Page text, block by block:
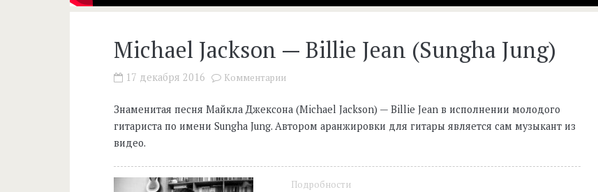
Michael Jackson — Billie Jean (Sungha Jung)
17 декабря 2016 Комментарии
Знаменитая песня Майкла Джексона (Michael Jackson) — Billie Jean в исполнении молодого
гитариста по имени Sungha Jung. Автором аранжировки для гитары является сам музыкант из
видео.
Подробности